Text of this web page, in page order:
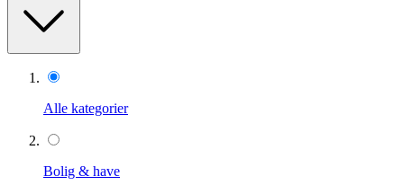
Alle kategorier
Bolig & have